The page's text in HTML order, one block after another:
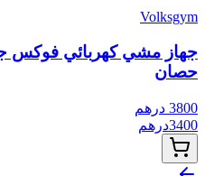
Volksgym
حصان
3800 درهم
3400درهم